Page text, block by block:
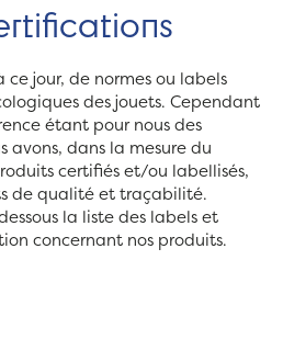
ce jour, de normes ou labels
des jouets. Cependant
étant pour nous des
avons, dans la mesure du
certifiés et/ou labellisés,
de qualité et traçabilité.
la liste des labels et
concernant nos produits.